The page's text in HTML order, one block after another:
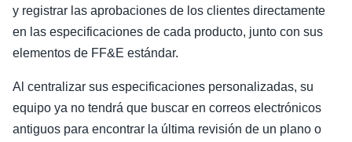
y registrar las aprobaciones de los clientes directamente
en las especificaciones de cada producto, junto con sus
elementos de FF&E estándar.
Al centralizar sus especificaciones personalizadas, su
equipo ya no tendrá que buscar en correos electrónicos
antiguos para encontrar la última revisión de un plano o